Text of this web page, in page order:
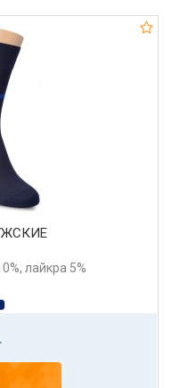
лайкра 5%